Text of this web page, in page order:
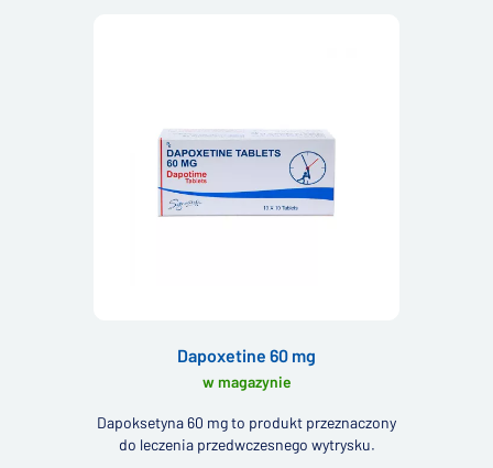
Dapoxetine 60 mg
w magazynie
Dapoksetyna 60 mg to produkt przeznaczony
do leczenia przedwczesnego wytrysku.